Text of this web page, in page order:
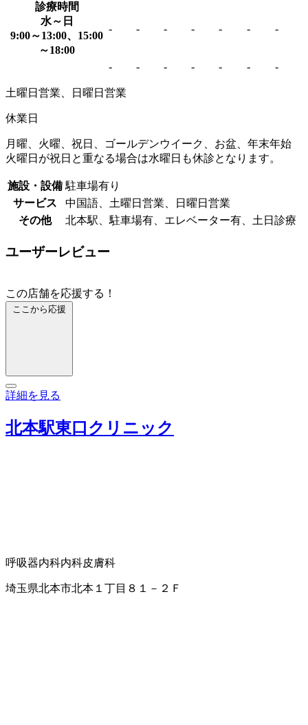
診療時間
水～日
9:00～13:00、15:00
～18:00
- - - - - - -
- - - - - - -
土曜日営業、日曜日営業
休業日
月曜、火曜、祝日、ゴールデンウイーク、お盆、年末年始
火曜日が祝日と重なる場合は水曜日も休診となります。
施設・設備 駐車場有り
サービス
中国語、土曜日営業、日曜日営業
その他
北本駅、駐車場有、エレベーター有、土日診療
ユーザーレビュー
この店舗を応援する！
ここから応援
詳細を見る
北本駅東口クリニック
呼吸器内科内科皮膚科
埼玉県北本市北本１丁目８１－２Ｆ